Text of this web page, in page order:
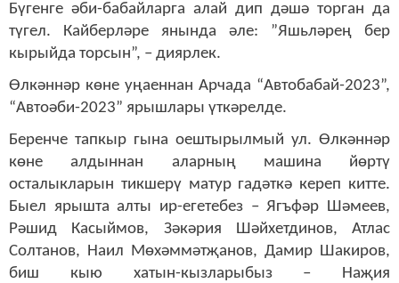
Бүгенге әби-бабайларга алай дип дәшә торган да
түгел. Кайберләре янында әле: ”Яшьләрең бер
кырыйда торсын”, – диярлек.
Өлкәннәр көне уңаеннан Арчада “Автобабай-2023”,
“Автоәби-2023” ярышлары үткәрелде.
Беренче тапкыр гына оештырылмый ул. Өлкәннәр
көне алдыннан аларның машина йөртү
осталыкларын тикшерү матур гадәткә кереп китте.
Быел ярышта алты ир-егетебез – Ягъфәр Шәмеев,
Рәшид Касыймов, Зәкәрия Шәйхетдинов, Атлас
Солтанов, Наил Мөхәммәтҗанов, Дамир Шакиров,
биш кыю хатын-кызларыбыз – Наҗия